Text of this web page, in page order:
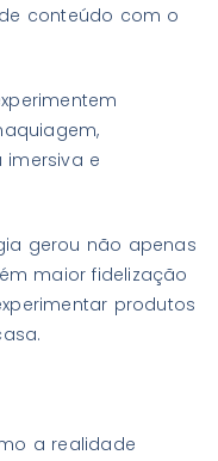
conteúdo com o
imersiva e
gerou não apenas
maior fidelização
produtos
a realidade